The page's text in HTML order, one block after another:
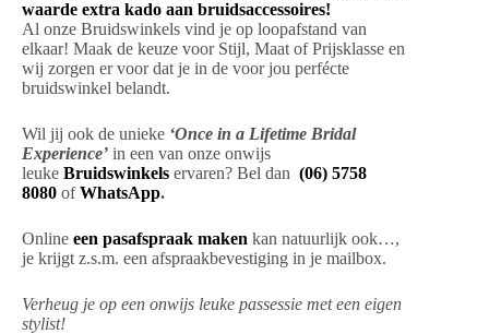
waarde extra kado aan bruidsaccessoires!
Al onze Bruidswinkels vind je op loopafstand van
elkaar! Maak de keuze voor Stijl, Maat of Prijsklasse en
wij zorgen er voor dat je in de voor jou perfécte
bruidswinkel belandt.
Wil jij ook de unieke ‘Once in a Lifetime Bridal
Experience’ in een van onze onwijs
leuke Bruidswinkels ervaren? Bel dan (06) 5758
8080 ofWhatsApp.
Online een pasafspraak maken kan natuurlijk ook…,
je krijgt z.s.m. een afspraakbevestiging in je mailbox.
Verheug je op een onwijs leuke passessie met een eigen
stylist!